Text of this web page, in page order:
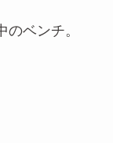
のベンチ。